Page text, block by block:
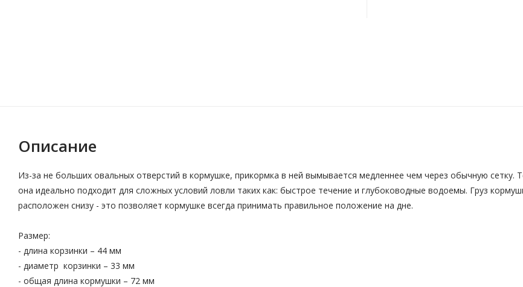
Описание
Из-за не больших овальных отверстий в кормушке, прикормка в ней вымывается медленнее чем через обычную сетку.
она идеально подходит для сложных условий ловли таких как: быстрое течение и глубоководные водоемы. Груз
расположен снизу - это позволяет кормушке всегда принимать правильное положение на дне.
Размер:
- длина корзинки – 44 мм
- диаметр корзинки – 33 мм
- общая длина кормушки – 72 мм